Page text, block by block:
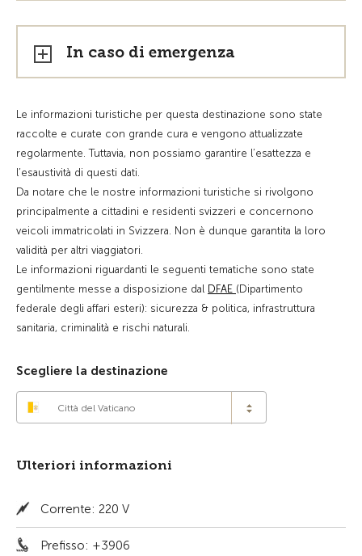
In caso di emergenza
Le informazioni turistiche per questa destinazione sono state
raccolte e curate con grande cura e vengono attualizzate
regolarmente. Tuttavia, non possiamo garantire l’esattezza e
l’esaustività di questi dati.
Da notare che le nostre informazioni turistiche si rivolgono
principalmente a cittadini e residenti svizzeri e concernono
veicoli immatricolati in Svizzera. Non è dunque garantita la loro
validità per altri viaggiatori.
Le informazioni riguardanti le seguenti tematiche sono state
gentilmente messe a disposizione dal DFAE (Dipartimento
federale degli affari esteri): sicurezza & politica, infrastruttura
sanitaria, criminalità e rischi naturali.
Scegliere la destinazione
Città del Vaticano
Ulteriori informazioni
Corrente: 220 V
Prefisso: +3906